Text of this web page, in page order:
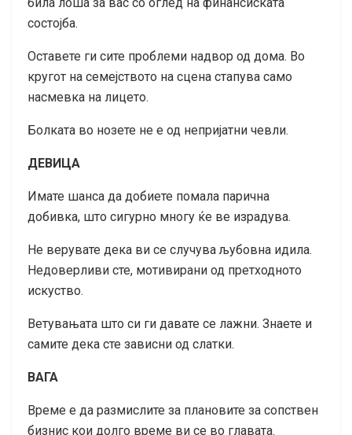
била лоша за вас со оглед на финансиската
состојба.
Оставете ги сите проблеми надвор од дома. Во
кругот на семејството на сцена стапува само
насмевка на лицето.
Болката во нозете не е од непријатни чевли.
ДЕВИЦА
Имате шанса да добиете помала парична
добивка, што сигурно многу ќе ве израдува.
Не верувате дека ви се случува љубовна идила.
Недоверливи сте, мотивирани од претходното
искуство.
Ветувањата што си ги давате се лажни. Знаете и
самите дека сте зависни од слатки.
ВАГА
Време е да размислите за плановите за сопствен
бизнис кои долго време ви се во главата.